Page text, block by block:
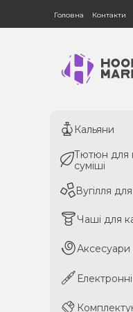
Головна Контакти
Кальяни
Тютюн для
суміші
Вугілля
Чаші для
Аксесуари
Кальяни
Тютюн для
суміші
Вугілля
Чаші для
Аксесуари